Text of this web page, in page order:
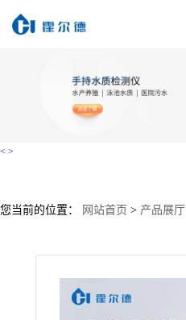
< >
您当前的位置： 网站首页 > 产品展厅